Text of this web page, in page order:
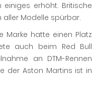
einiges erhöht. Britische
aller Modelle spürbar.
Marke hatte einen Platz
auch beim Red Bull
an DTM-Rennen
der Aston Martins ist in